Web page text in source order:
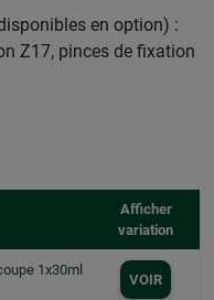
en option) :
Z17, pinces de fixation
Afficher
variation
1x30ml
VOIR